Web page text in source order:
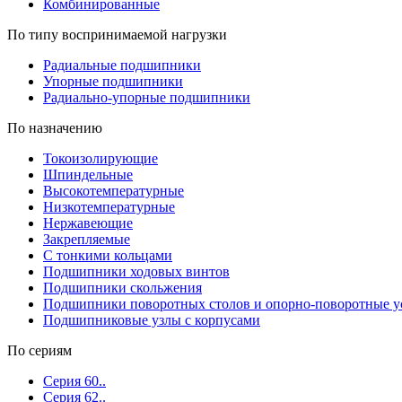
Комбинированные
По типу воспринимаемой нагрузки
Радиальные подшипники
Упорные подшипники
Радиально-упорные подшипники
По назначению
Токоизолирующие
Шпиндельные
Высокотемпературные
Низкотемпературные
Нержавеющие
Закрепляемые
С тонкими кольцами
Подшипники ходовых винтов
Подшипники скольжения
Подшипники поворотных столов и опорно-поворотные
Подшипниковые узлы с корпусами
По сериям
Серия 60..
Серия 62..